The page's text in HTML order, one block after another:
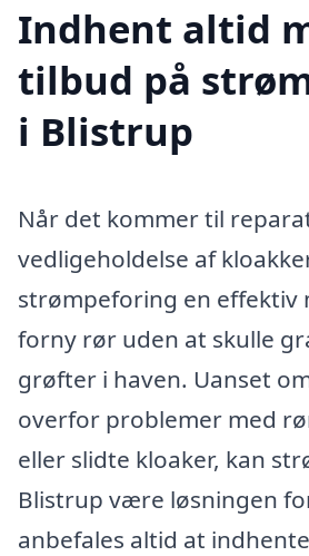
Indhent altid
tilbud på
i Blistrup
Når det kommer til
vedligeholdelse af
strømpeforing en effektiv
forny rør uden at skulle
grøfter i haven. Uanset
overfor problemer med
eller slidte kloaker, kan
Blistrup være løsningen
anbefales altid at